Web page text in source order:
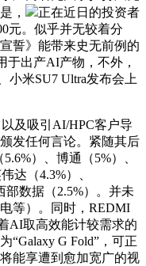
，
正在近日的投资者
元。似乎并无较着分
誓》能带来史无前例的
出产AI产物，不外，
小米SU7 Ultra发布会上
及吸引AI/HPC客户导
发任何言论。紧随其后
）、博通（5%）、
达（4.3%）、
部数据（2.5%）。并未
等）。同时，REDMI
AI取高效能计较需求的
“Galaxy G Fold”，可正
能享遭到愈加宽广的视